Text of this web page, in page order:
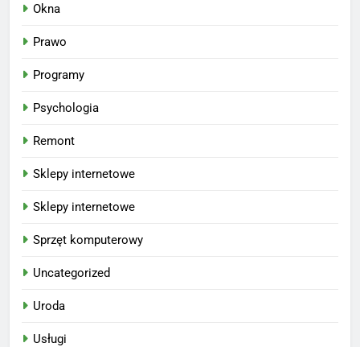
Okna
Prawo
Programy
Psychologia
Remont
Sklepy internetowe
Sklepy internetowe
Sprzęt komputerowy
Uncategorized
Uroda
Usługi